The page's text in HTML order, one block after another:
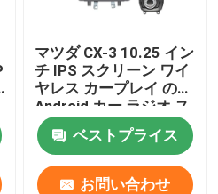
ー
マツダ CX-3 10.25 イン
チ IPS スクリーン ワイ
ヤレス カープレイ の
Android カー ラジオ ス
テレオ
ベストプライス
お問い合わせ